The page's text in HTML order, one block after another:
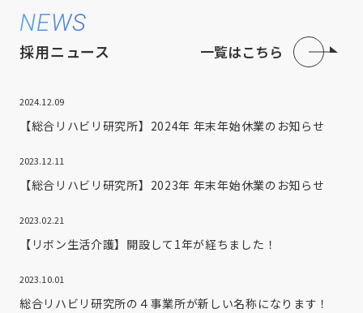
NEWS
採用ニュース 一覧はこちら
2024.12.09
【総合リハビリ研究所】2024年 年末年始休業のお知らせ
2023.12.11
【総合リハビリ研究所】2023年 年末年始休業のお知らせ
2023.02.21
【リボン生活介護】開設して1年が経ちました！
2023.10.01
総合リハビリ研究所の４事業所が新しい名称になります！